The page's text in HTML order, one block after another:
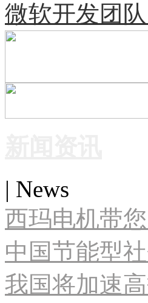
微软开发团
| News
西玛电机带
中国节能型
我国将加速